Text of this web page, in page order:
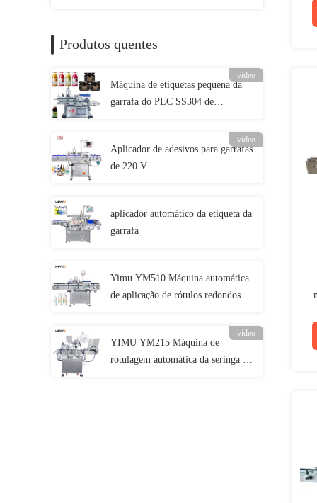
Produtos quentes
vídeo
Máquina de etiquetas pequena da
garrafa do PLC SS304 de
ANIMAL DE ESTIMAÇÃO das
garrafas
vídeo
Aplicador de adesivos para garrafas
de 220 V
aplicador automático da etiqueta da
garrafa
Yimu YM510 Máquina automática
de aplicação de rótulos redondos
vídeo
YIMU YM215 Máquina de
rotulagem automática da seringa de